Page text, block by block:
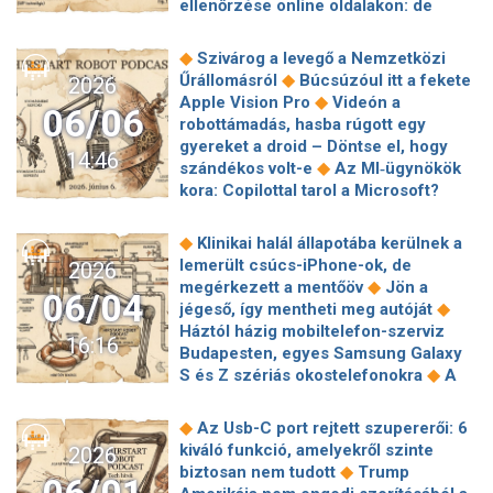
frissítették a szabályokat arra az
esetre, ha idegeneket találunk◆
Kiderült, mely iPhone-ok kaphatják
meg a Google-esített iOs 27-et◆
Lehalt a népszerű AI-platform:
semmire nem válaszol a chatbot, a
felhasználók kiakadtak◆A népek
mesterséges intelligencia korában
ellenőrzése online oldalakon: de
WizzAir gépeire
Bérlő lett a Google
Elon Musk MI-birodalmában◆
Átlátszó Series X konzolt dob piacra
a Microsoft az Xbox 25.
születésnapja alkalmából
◆ Jön a
digitális személyazonosító a Google
Walletbe ◆ Itt vannak az első valódi
képek a Samsung Galaxy S26 FE
ökoszisztéma épült a foci-vb köré ◆
Amíg mi papírozunk, ők a 6G-nél
tartanak◆Minden idők legnagyobb
tőzsdei bevezetésére készül a
SpaceX
2026
06/06
14:46
◆ Szivárog a levegő a Nemzetközi
Űrállomásról ◆ Búcsúzóul itt a fekete
Apple Vision Pro ◆ Videón a
robottámadás, hasba rúgott egy
gyereket a droid – Döntse el, hogy
szándékos volt-e ◆ Az MI‑ügynökök
kora: Copilottal tarol a Microsoft?
2026
06/04
16:16
◆ Klinikai halál állapotába kerülnek a
lemerült csúcs-iPhone-ok, de
megérkezett a mentőöv◆ Jön a
jégeső, így mentheti meg autóját ◆
Háztól házig mobiltelefon-szerviz
Budapesten, egyes Samsung Galaxy
S és Z szériás okostelefonokra ◆ A
használtak a külföldi szurkolók a
meccs ideje alatt
◆A
kvantumprocesszor és a klasszikus
számítógép együttműködésére épül a
2026
◆ Az Usb-C port rejtett szupererői: 6
kiváló funkció, amelyekről szinte
biztosan nem tudott ◆ Trump